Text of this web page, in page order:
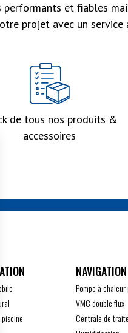
performants et fiables
projet avec un service
de tous nos produits &
accessoires
Pompe à
VMC double flux
Centrale de